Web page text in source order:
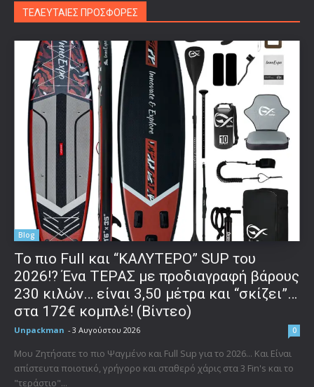
ΤΕΛΕΥΤΑΙΕΣ ΠΡΟΣΦΟΡΕΣ
Blog
To πιο Full και “ΚΑΛΥΤΕΡΟ” SUP του
2026!? Ένα ΤΕΡΑΣ με προδιαγραφή βάρους
230 κιλών… είναι 3,50 μέτρα και “σκίζει”…
στα 172€ κομπλέ! (Βίντεο)
Unpackman - 3 Αυγούστου 2026 0
Μου Ζητήσατε το πιο Ψαγμένο και Full Sup για το 2026... Και Είναι
απίστευτα ποιοτικό, γρήγορο και σταθερό χάρις στα 3 Fin's και το
"τεράστιο"...